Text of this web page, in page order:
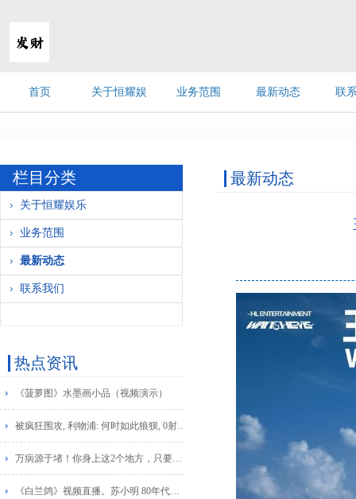
首页 关于恒耀娱 业务范围 最新动态 联
栏目分类
关于恒耀娱乐
业务范围
最新动态
联系我们
热点资讯
《菠萝图》水墨画小品（视频演示）
被疯狂围攻, 利物浦: 何时如此狼狈, 0射门+骗点, 斯洛特赢得掌声
万病源于堵！你身上这2个地方，只要经常转一转，就能打通淤堵、疏通所有经络，健康长寿！
《白兰鸽》视频直播。苏小明 80年代的经典歌曲回放！天龙音画
最新动态